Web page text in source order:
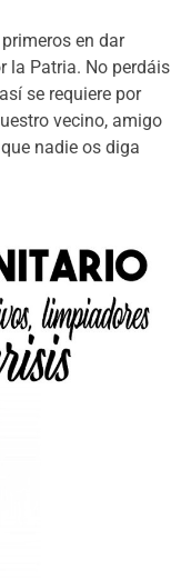
en dar
la Patria. No perdáis
se requiere por
vecino, amigo
nadie os diga